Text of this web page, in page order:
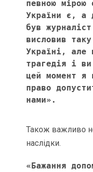
певною мірою
України є, а
був
висловив
Україні, але
трагедія і
цей момент я
право
нами».
Також важливо
наслідки.
«Бажання